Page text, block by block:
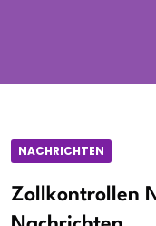
NACHRICHTEN
Zollkontrollen